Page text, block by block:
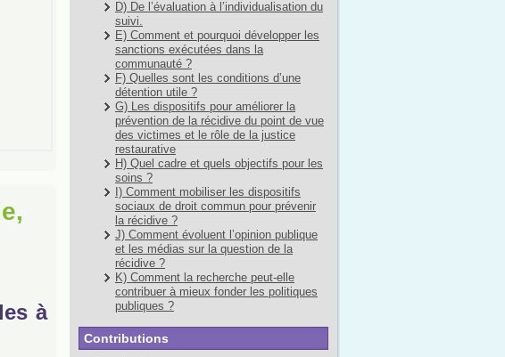
à
D) De l’évaluation à l’individualisation du
suivi.
E) Comment et pourquoi développer les
sanctions exécutées dans la
communauté ?
F) Quelles sont les conditions d’une
détention utile ?
G) Les dispositifs pour améliorer la
prévention de la récidive du point de vue
des victimes et le rôle de la justice
restaurative
H) Quel cadre et quels objectifs pour les
soins ?
I) Comment mobiliser les dispositifs
sociaux de droit commun pour prévenir
la récidive ?
J) Comment évoluent l’opinion publique
et les médias sur la question de la
récidive ?
K) Comment la recherche peut-elle
contribuer à mieux fonder les politiques
publiques ?
Contributions